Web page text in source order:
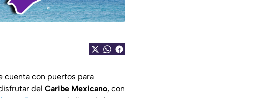
cuenta con puertos para
del Caribe Mexicano, con